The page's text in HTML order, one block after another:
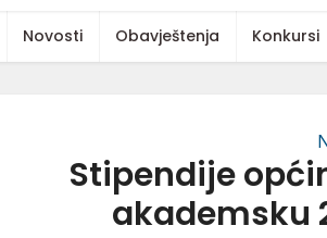
Novosti Obavještenja Konkursi
Stipendije
akademsku